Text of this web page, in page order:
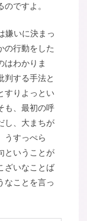
ですよ。
嫌いに決まっ
の行動をした
はわかりま
判する手法と
すりよっとい
も、最初の呼
し、大まちが
うすっぺら
ということが
ざいなことば
なことを言っ